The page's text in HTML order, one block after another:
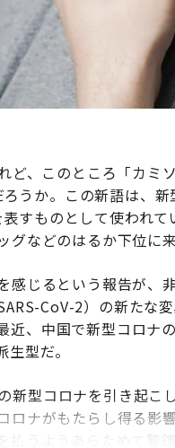
ど、このところ「カ
うか。この新語は、
すものとして使われて
などのはるか下位に
じるという報告が、
CoV-2）の新たな
、中国で新型コロナ
型だ。
新型コロナを引き起こ
ナがもたらし得る影